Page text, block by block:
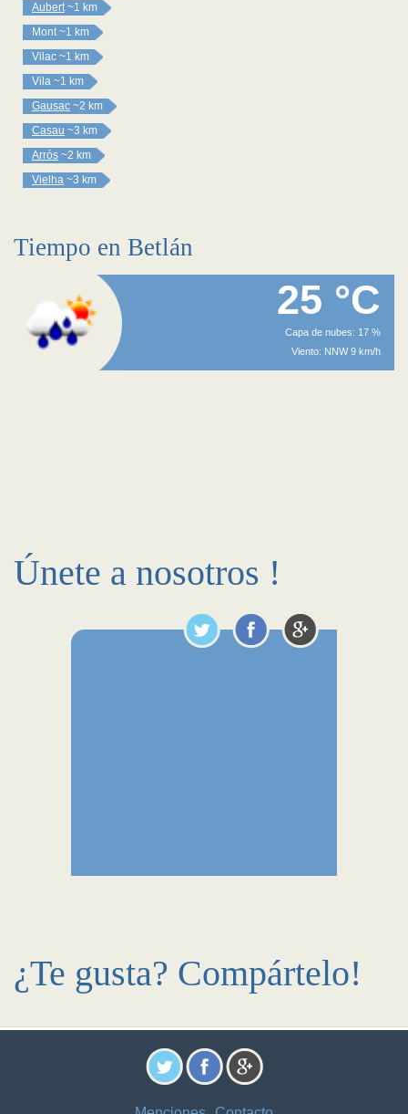
Aubert ~1 km
Mont ~1 km
Vilac ~1 km
Vila ~1 km
Gausac ~2 km
Casau ~3 km
Arrós ~2 km
Vielha ~3 km
Tiempo en Betlán
25 °C
Capa de nubes: 17 %
Viento: NNW 9 km/h
Únete a nosotros !
¿Te gusta? Compártelo!